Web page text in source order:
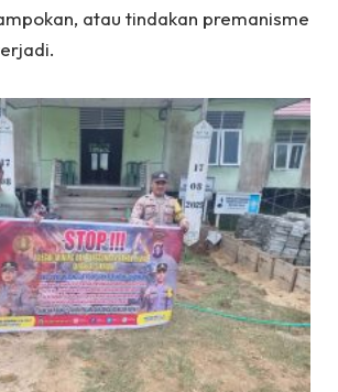
atau tindakan premanisme